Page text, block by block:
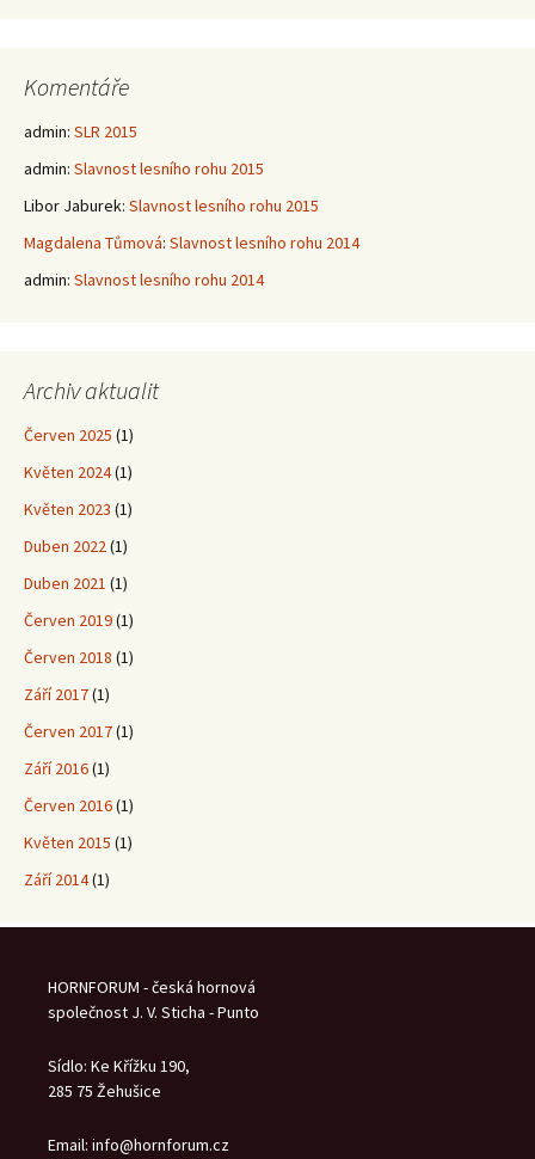
Komentáře
admin: SLR 2015
admin: Slavnost lesního rohu 2015
Libor Jaburek: Slavnost lesního rohu 2015
Magdalena Tůmová: Slavnost lesního rohu 2014
admin: Slavnost lesního rohu 2014
Archiv aktualit
Červen 2025 (1)
Květen 2024(1)
Květen 2023 (1)
Duben 2022(1)
Duben 2021 (1)
Červen 2019(1)
Červen 2018 (1)
Září 2017(1)
Červen 2017(1)
Září 2016(1)
Červen 2016(1)
Květen 2015 (1)
Září 2014(1)
HORNFORUM - česká hornová
společnost J. V. Sticha - Punto
Sídlo: Ke Křížku 190,
285 75 Žehušice
Email: info@hornforum.cz